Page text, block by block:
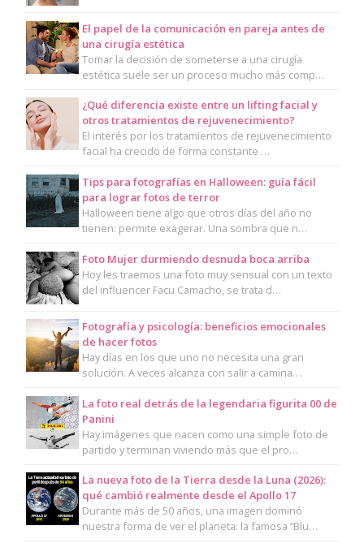
El papel de la comunicación en pareja antes de
una cirugía estética
Tomar la decisión de someterse a una cirugía
estética suele ser un proceso mucho más comp…
¿Qué diferencia existe entre un lifting facial y
otros tratamientos de rejuvenecimiento?
El interés por los tratamientos de rejuvenecimiento
facial ha crecido de forma constante …
Tips para fotografías en Halloween: guía fácil
para lograr fotos de terror
Halloween tiene algo que otros días del año no
tienen: permite exagerar. Una sombra que n…
Foto Mujer durmiendo desnuda boca arriba
Hoy les traemos una foto muy sensual con un texto
del influencer Facu Camacho, se trata d…
Fotografía y psicología: beneficios emocionales
de hacer fotos
Hay días en los que uno no necesita una gran
solución. A veces alcanza con salir a camina…
La foto real detrás de la legendaria figurita 00 de
Panini
Hay imágenes que nacen como una simple foto de
partido y terminan viviendo más que el pro…
La nueva foto de la Tierra desde la Luna (2026):
qué cambió realmente desde el Apollo 17
Durante más de 50 años, una imagen dominó
nuestra forma de ver el planeta: la famosa “Blu…